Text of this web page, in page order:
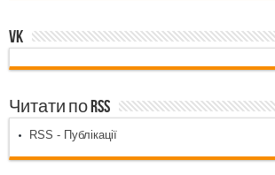
VK
Читати по RSS
RSS - Публікації